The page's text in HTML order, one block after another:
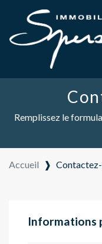
Remplissez le
Accueil ❱
Informations